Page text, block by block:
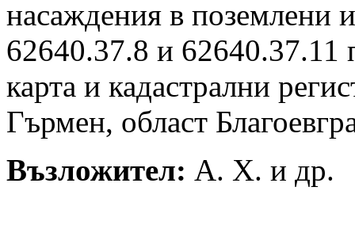
насаждения в поземлени
62640.37.8 и 62640.37.11
карта и кадастрални
Гърмен, област
Възложител: А. Х. и др.